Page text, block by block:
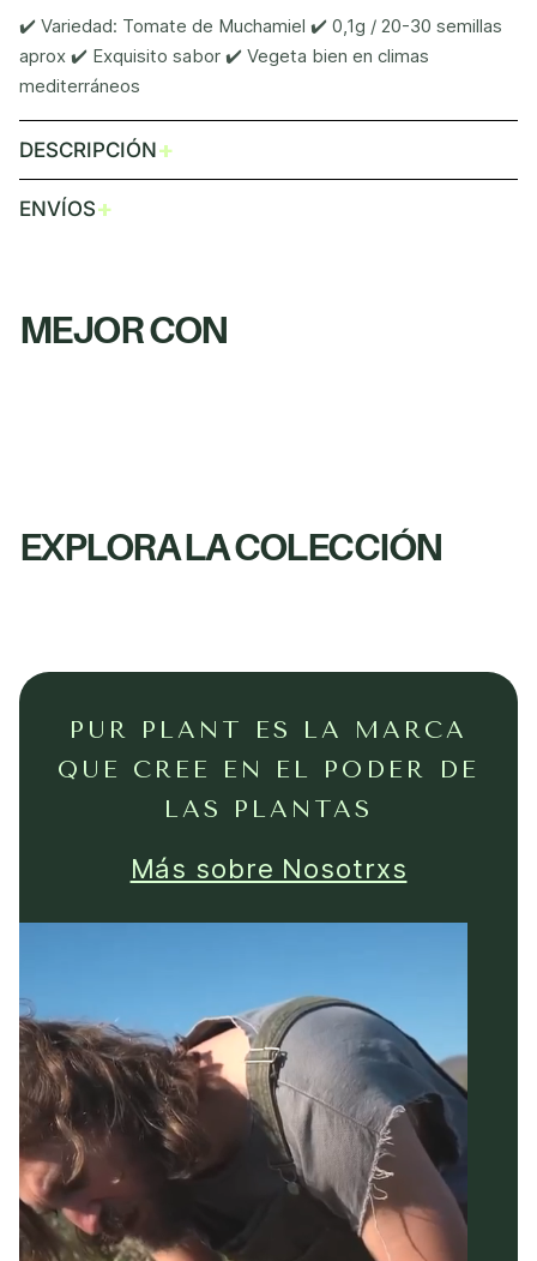
✔️ Variedad: Tomate de Muchamiel ✔️ 0,1g / 20-30 semillas
aprox ✔️ Exquisito sabor ✔️ Vegeta bien en climas
mediterráneos
DESCRIPCIÓN+
ENVÍOS+
MEJOR CON
EXPLORA LA COLECCIÓN
PUR PLANT ES LA MARCA
QUE CREE EN EL PODER DE
LAS PLANTAS
Más sobre Nosotrxs